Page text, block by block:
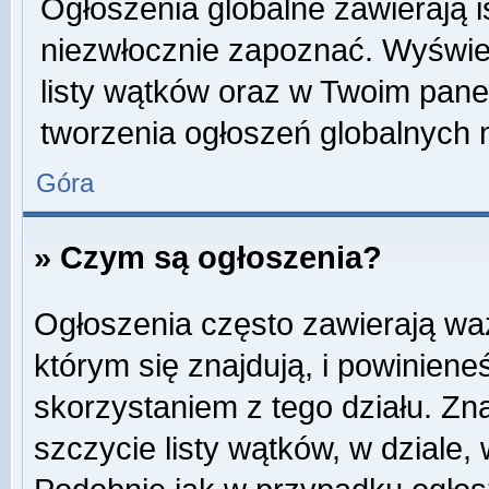
Ogłoszenia globalne
niezwłocznie zapoznać.
listy wątków oraz w Twoim
tworzenia ogłoszeń globalnych
Góra
» Czym są ogłoszenia?
Ogłoszenia często zawierają
którym się znajdują, i
skorzystaniem z tego działu.
szczycie listy wątków, w dziale,